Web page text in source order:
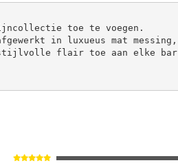
toe te voegen.
in luxueus mat messing,
stijlvolle flair toe aan elke bar